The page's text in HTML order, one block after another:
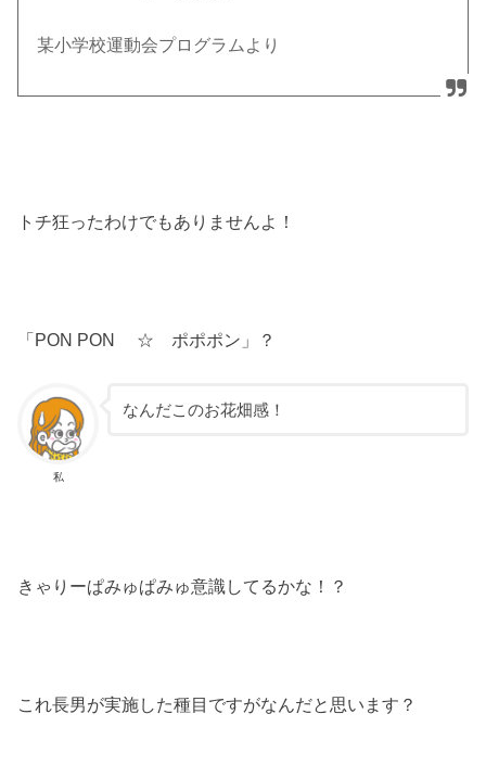
某小学校運動会プログラムより
トチ狂ったわけでもありませんよ！
「PON PON ☆ ポポポン」？
私
なんだこのお花畑感！
きゃりーぱみゅぱみゅ意識してるかな！？
これ長男が実施した種目ですがなんだと思います？